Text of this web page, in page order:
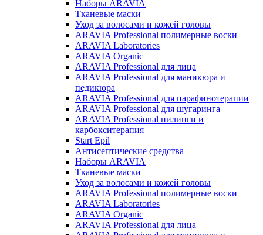
Наборы ARAVIA
Тканевые маски
Уход за волосами и кожей головы
ARAVIA Professional полимерные воски
ARAVIA Laboratories
ARAVIA Organic
ARAVIA Professional для лица
ARAVIA Professional для маникюра и
педикюра
ARAVIA Professional для парафинотерапии
ARAVIA Professional для шугаринга
ARAVIA Professional пилинги и
карбокситерапия
Start Epil
Антисептические средства
Наборы ARAVIA
Тканевые маски
Уход за волосами и кожей головы
ARAVIA Professional полимерные воски
ARAVIA Laboratories
ARAVIA Organic
ARAVIA Professional для лица